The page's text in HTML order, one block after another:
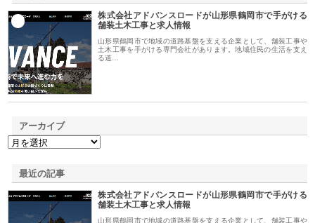
株式会社アドバンスロードが山形県鶴岡市で手がける
舗装土木工事と求人情報
山形県鶴岡市で地域の道路基盤を支える企業として、舗装工事や
土木工事を手がける専門会社があります。地域住民の生活を支え
る道…
アーカイブ
最近の記事
株式会社アドバンスロードが山形県鶴岡市で手がける
舗装土木工事と求人情報
山形県鶴岡市で地域の道路基盤を支える企業として、舗装工事や